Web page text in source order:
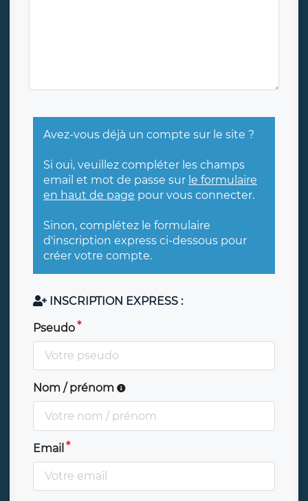
Avez-vous déjà un compte sur le site ?
Si oui, veuillez compléter les champs
email et mot de passe sur le formulaire
en haut de page pour vous connecter.
Sinon, complétez le formulaire
d'inscription express ci-dessous pour
créer votre compte.
INSCRIPTION EXPRESS :
Pseudo
Nom / prénom
Email